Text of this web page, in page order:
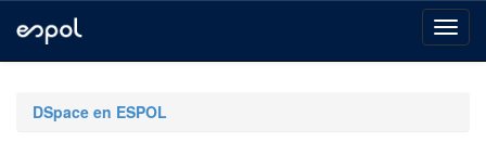
navigationDSpace en ESPOL